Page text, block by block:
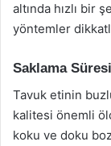
altında hızlı bir
yöntemler dikkatli
Saklama
Tavuk etinin
kalitesi önemli
koku ve doku